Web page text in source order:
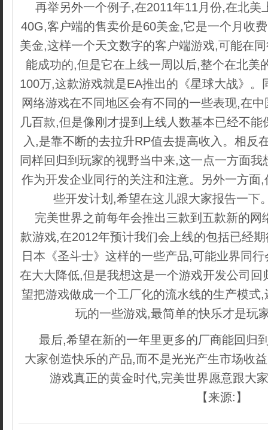
再举另外一个例子,在2011年11月份,在北美
40G,客户端的售卖价是60美金,它是一个月收
美金,这样一个天文数字的客户端游戏,可能在
能成功的,但是它在上线一周以后,整个在北美
100万,这款游戏就是EA推出的《星球大战》
网络游戏在不同地区会有不同的一些表现,在
几百款,但是像刚才提到上线人数基本已经不
入,是靠不断的去拉升RP值去提高收入。相反
同样回归到玩家的视野当中来,这一点一方面
作为开发企业同行的关注和注意。另外一方面
些开发计划,希望在这儿跟大家报告一下
完美世界之前每年会推出三款到五款新的网
款游戏,在2012年预计我们会上线的包括已经
日本《圣斗士》这样的一些产品,可能业界同
在大大降低,但是我想这是一个游戏开发公司
望把游戏做成一个工厂化的流水线的生产模式
玩的一些游戏,最简单的快乐才是玩
最后,希望在新的一年里更多的厂商能回归
大家创造快乐的产品,而不是光光产生市场收
游戏真正的黄金时代,完美世界愿意跟大
【来源:】